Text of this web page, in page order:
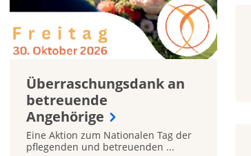
Überraschungsdank an
betreuende
Angehörige
Eine Aktion zum Nationalen Tag der
pflegenden und betreuenden ...